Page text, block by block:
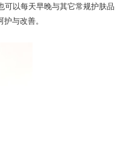
可以每天早晚与其它常规护肤品
与改善。